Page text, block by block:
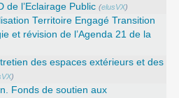
de l’Eclairage Public (elusVX)
Territoire Engagé Transition
et révision de l’Agenda 21 de la
des espaces extérieurs et des
)
Fonds de soutien aux